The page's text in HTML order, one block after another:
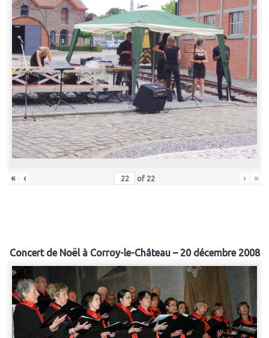
« ‹ of 22 › »
Concert de Noël à Corroy-le-Château – 20 décembre 2008